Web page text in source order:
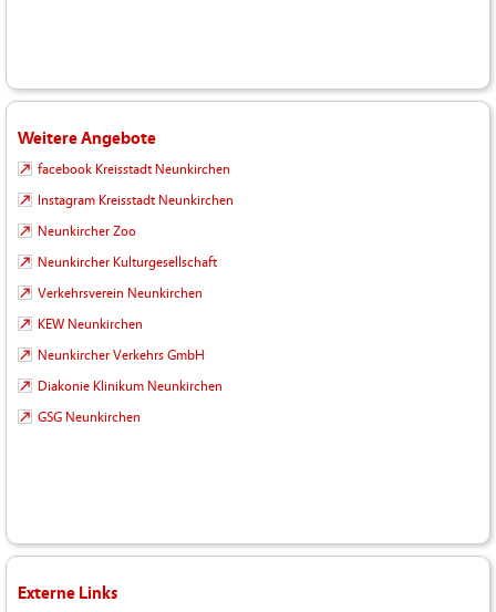
Weitere Angebote
facebook Kreisstadt Neunkirchen
Instagram Kreisstadt Neunkirchen
Neunkircher Zoo
Neunkircher Kulturgesellschaft
Verkehrsverein Neunkirchen
KEW Neunkirchen
Neunkircher Verkehrs GmbH
Diakonie Klinikum Neunkirchen
GSG Neunkirchen
Externe Links